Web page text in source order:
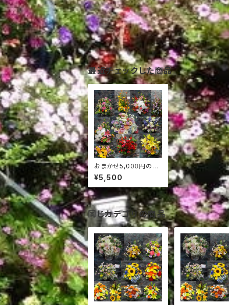
最近チェックした商品
おまかせ5,000円のア
レンジ花
¥5,500
同じカテゴリの商品